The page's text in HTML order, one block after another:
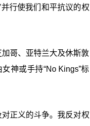
’并行使我们和平抗议的权
哥、亚特兰大及休斯敦
神或手持“No Kings”标
正义的斗争。我反对权